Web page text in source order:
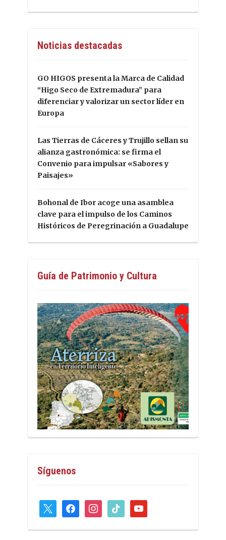
Noticias destacadas
GO HIGOS presenta la Marca de Calidad
“Higo Seco de Extremadura” para
diferenciar y valorizar un sector líder en
Europa
Las Tierras de Cáceres y Trujillo sellan su
alianza gastronómica: se firma el
Convenio para impulsar «Sabores y
Paisajes»
Bohonal de Ibor acoge una asamblea
clave para el impulso de los Caminos
Históricos de Peregrinación a Guadalupe
Guía de Patrimonio y Cultura
Síguenos
facebookinstagram
tiktok youtube